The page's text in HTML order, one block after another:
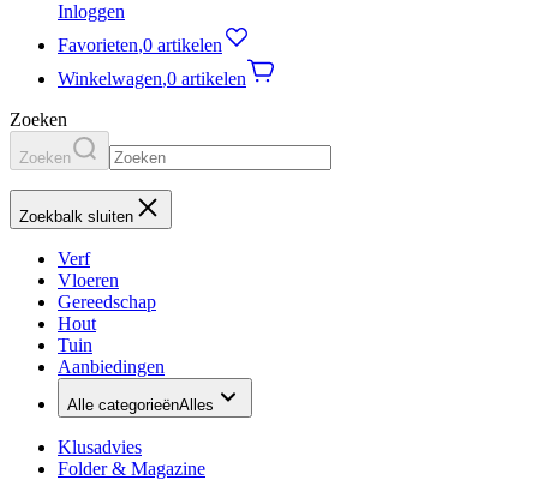
Inloggen
Favorieten,0 artikelen
Winkelwagen,0 artikelen
Zoeken
Zoeken
Zoekbalk sluiten
Verf
Vloeren
Gereedschap
Hout
Tuin
Aanbiedingen
Alle categorieënAlles
Klusadvies
Folder & Magazine